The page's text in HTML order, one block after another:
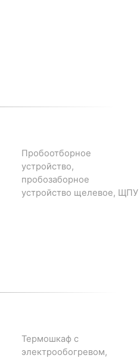
Пробоотборное
устройство,
пробозаборное
устройство щелевое, ЩПУ
Термошкаф с
электрообогревом,